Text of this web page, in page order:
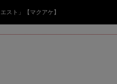
スト」【マクアケ】